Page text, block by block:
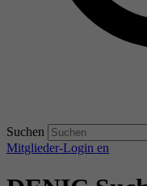
Suchen
Mitglieder-Login en